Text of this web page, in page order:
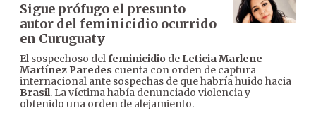
Sigue prófugo el presunto
autor del feminicidio ocurrido
en Curuguaty
El sospechoso delfeminicidio de Leticia Marlene
Martínez Paredes cuenta con orden de captura
internacional ante sospechas de que habría huido hacia
Brasil. La víctima había denunciado violencia y
obtenido una orden de alejamiento.